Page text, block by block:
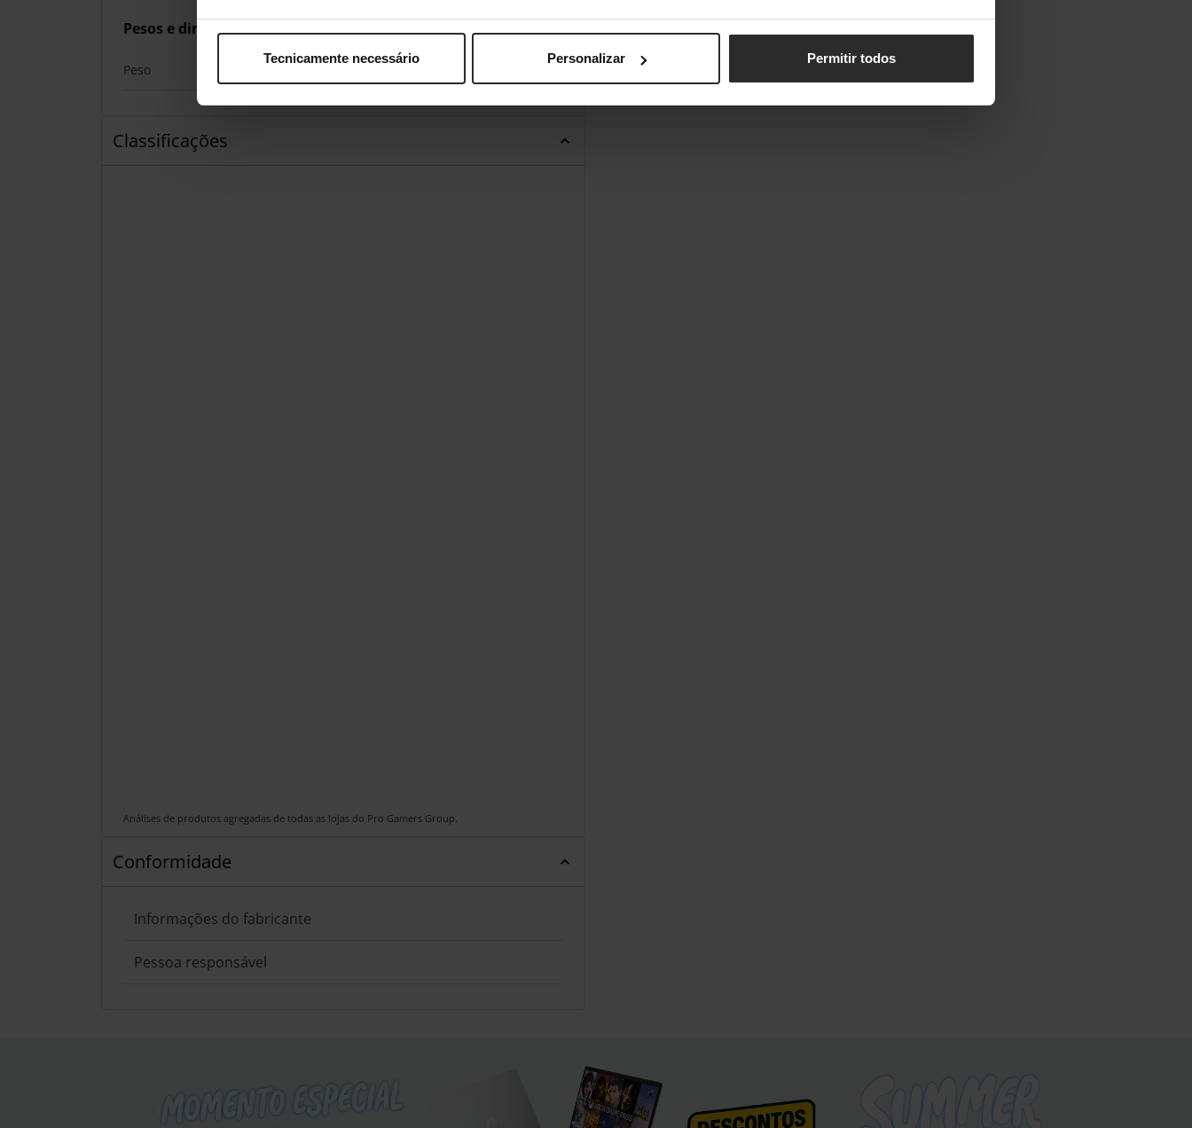
Tecnicamente necessário Personalizar Permitir todos
Pesos e dimensões
Peso
Classificações
Análises de produtos agregadas de todas as lojas do Pro Gamers Group.
Conformidade
Informações do fabricante
Pessoa responsável